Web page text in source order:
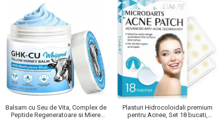
Balsam cu Seu de Vita, Complex de
Peptide Regeneratoare si Miere
Plasturi Hidrocoloidali premium
pentru Acnee, Set 18 bucati,